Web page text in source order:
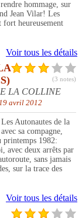
hommage, sur
Jean Vilar! Les
fort heureusement
Voir tous les détails
(3 notes)
LA COLLINE
avril 2012
Autonautes de la
sa compagne,
1982:
avec deux arrêts par
sans jamais
sur la trace des
Voir tous les détails